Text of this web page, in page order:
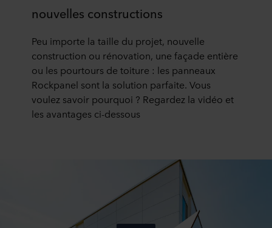
nouvelles constructions
Peu importe la taille du projet, nouvelle
construction ou rénovation, une façade entière
ou les pourtours de toiture : les panneaux
Rockpanel sont la solution parfaite. Vous
voulez savoir pourquoi ? Regardez la vidéo et
les avantages ci-dessous